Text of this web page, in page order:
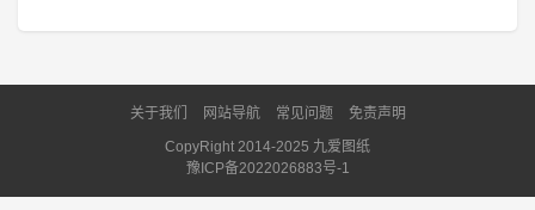
关于我们 网站导航 常见问题
免责声明
CopyRight 2014-2025 九爱图纸
豫ICP备2022026883号-1